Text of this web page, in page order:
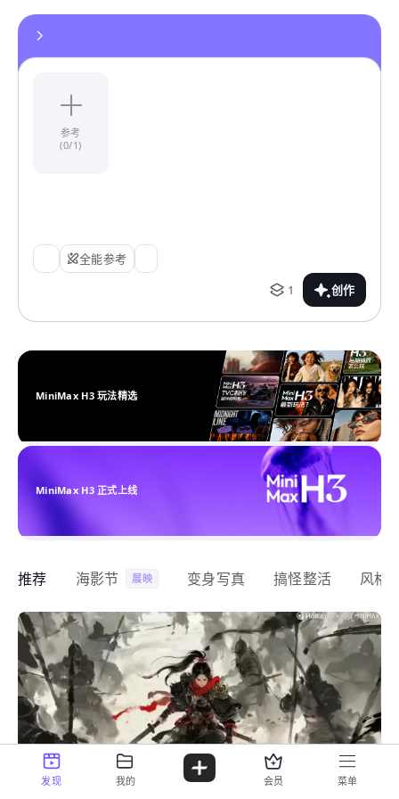
参考
(0/1)
全能参考
1
创作
MiniMax H3 玩法精选
MiniMax H3 正式上线
推荐 海影节 展映 变身写真 搞怪整活 风格
发现 我的 会员 菜单